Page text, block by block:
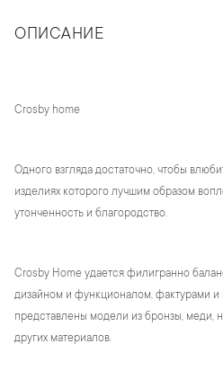
ОПИСАНИЕ
Crosby home
Одного взгляда достаточно, чтобы
изделиях которого лучшим образом
утонченность и благородство.
Crosby Home удается филигранно
дизайном и функционалом, фактурами и
представлены модели из бронзы, меди,
других материалов.